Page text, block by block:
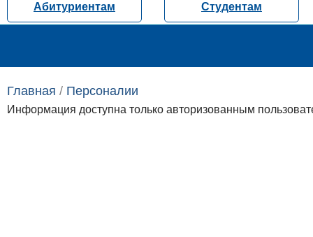
Абитуриентам Студентам
Главная / Персоналии​
Информация доступна только авторизованным